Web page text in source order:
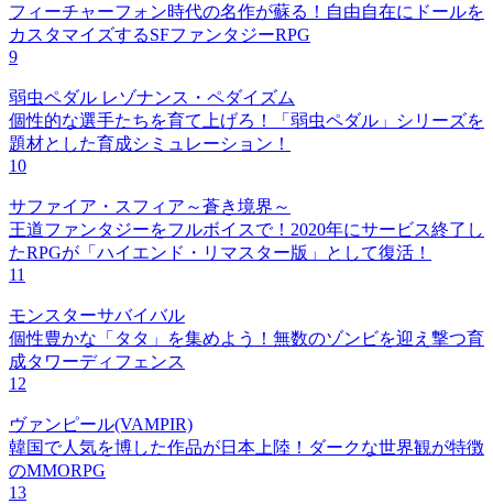
フィーチャーフォン時代の名作が蘇る！自由自在にドールを
カスタマイズするSFファンタジーRPG
9
弱虫ペダル レゾナンス・ペダイズム
個性的な選手たちを育て上げろ！「弱虫ペダル」シリーズを
題材とした育成シミュレーション！
10
サファイア・スフィア～蒼き境界～
王道ファンタジーをフルボイスで！2020年にサービス終了し
たRPGが「ハイエンド・リマスター版」として復活！
11
モンスターサバイバル
個性豊かな「タタ」を集めよう！無数のゾンビを迎え撃つ育
成タワーディフェンス
12
ヴァンピール(VAMPIR)
韓国で人気を博した作品が日本上陸！ダークな世界観が特徴
のMMORPG
13